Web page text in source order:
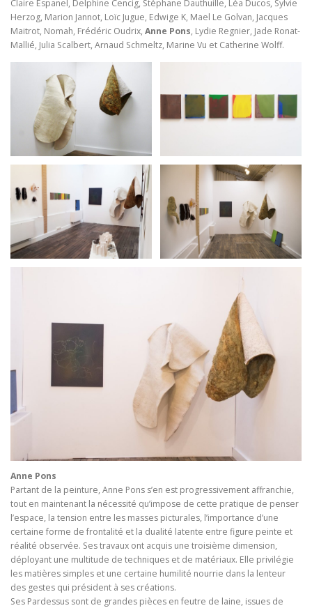
Claire Espanel, Delphine Cencig, Stéphane Dauthuille, Léa Ducos, Sylvie
Herzog, Marion Jannot, Loïc Jugue, Edwige K, Mael Le Golvan, Jacques
Maitrot, Nomah, Frédéric Oudrix, Anne Pons, Lydie Regnier, Jade Ronat-
Mallié, Julia Scalbert, Arnaud Schmeltz, Marine Vu et Catherine Wolff.
Anne Pons
Partant de la peinture, Anne Pons s’en est progressivement affranchie,
tout en maintenant la nécessité qu’impose de cette pratique de penser
l’espace, la tension entre les masses picturales, l’importance d’une
certaine forme de frontalité et la dualité latente entre figure peinte et
réalité observée. Ses travaux ont acquis une troisième dimension,
déployant une multitude de techniques et de matériaux. Elle privilégie
les matières simples et une certaine humilité nourrie dans la lenteur
des gestes qui président à ses créations.
Ses Pardessus sont de grandes pièces en feutre de laine, issues de